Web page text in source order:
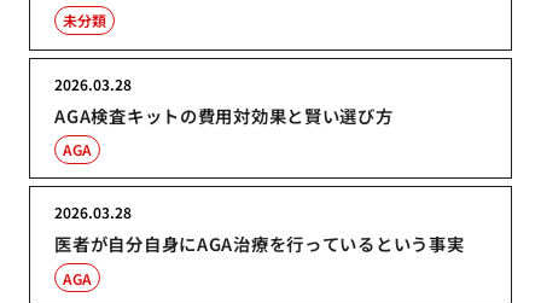
未分類
AGA検査キットの費用対効果と賢い選び方
2026.03.28
AGA
医者が自分自身にAGA治療を行っているという事実
2026.03.28
AGA